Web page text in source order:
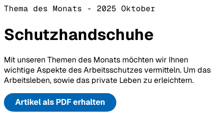
Thema des Monats - 2025 Oktober
Schutzhandschuhe
Mit unseren Themen des Monats möchten wir Ihnen
wichtige Aspekte des Arbeitsschutzes vermitteln. Um das
Arbeitsleben, sowie das private Leben zu erleichtern.